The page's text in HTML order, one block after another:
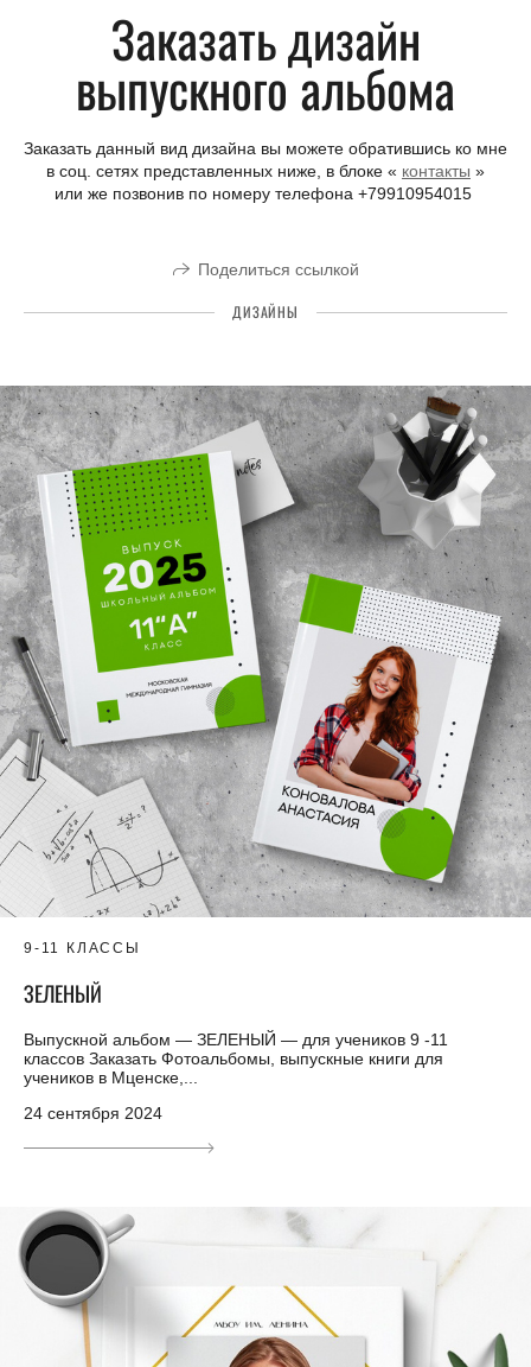
Заказать дизайн
выпускного альбома
Заказать данный вид дизайна вы можете обратившись ко мне
в соц. сетях представленных ниже, в блоке « контакты »
или же позвонив по номеру телефона +79910954015
Поделиться ссылкой
ДИЗАЙНЫ
9-11 КЛАССЫ
ЗЕЛЕНЫЙ
Выпускной альбом — ЗЕЛЕНЫЙ — для учеников 9 -11
классов Заказать Фотоальбомы, выпускные книги для
учеников в Мценске,...
24 сентября 2024